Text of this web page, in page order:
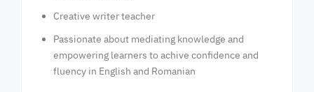
Creative writer teacher
Passionate about mediating knowledge and
empowering learners to achive confidence and
fluency in English and Romanian